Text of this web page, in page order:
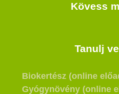
Kövess
Tanulj
Biokertész (online
Gyógynövény (online